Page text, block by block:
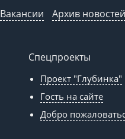
Вакансии Архив новостей
Спецпроекты
Проект "Глубинка"
Гость на сайте
Добро